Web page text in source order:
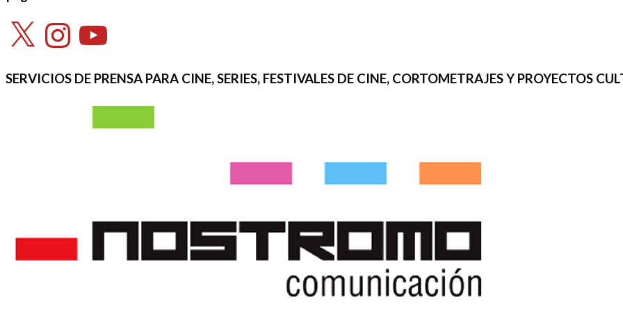
X InstagramYouTube
SERVICIOS DE PRENSA PARA CINE, SERIES, FESTIVALES DE CINE, CORTOMETRAJES Y PROYECTOS